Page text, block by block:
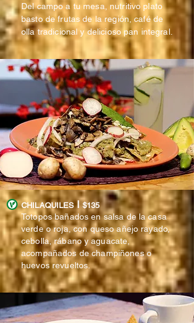
Del campo a tu mesa, nutritivo plato
basto de frutas de la región, café de
olla tradicional y delicioso pan integral.
CHILAQUILESl$135
Totopos bañados en salsa de la casa
verde o roja, con queso añejo rayado,
cebolla,rábanoy aguacate,
acompañados de champiñones o
huevos revueltos.